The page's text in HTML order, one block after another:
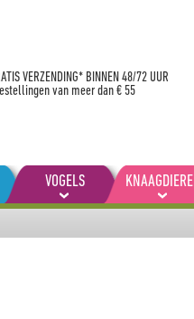
VERZENDING* BINNEN 48/72 UUR
van meer dan € 55
VOGELS